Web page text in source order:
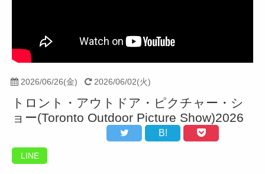
2026/06/26(金) 2026/06/02(火)
トロント・アウトドア・ピクチャー・シ
ョー(Toronto Outdoor Picture Show)2026
B!
LINE